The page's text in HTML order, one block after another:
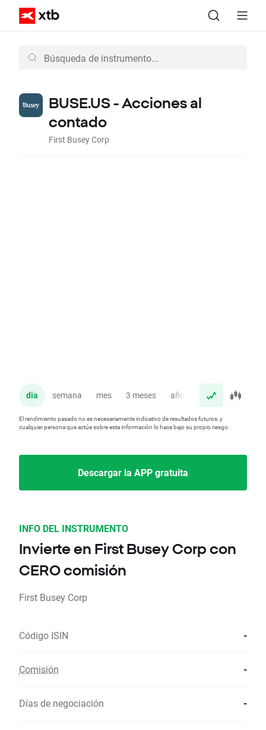
BUSE.US - Acciones al
contado
First Busey Corp
dia semana mes 3 meses año
El rendimiento pasado no es necesariamente indicativo de resultados futuros, y
cualquier persona que actúe sobre esta información lo hace bajo su propio riesgo.
Descargar la APP gratuita
INFO DEL INSTRUMENTO
Invierte en First Busey Corp con
CERO comisión
First Busey Corp
Código ISIN -
Comisión -
Días de negociación -